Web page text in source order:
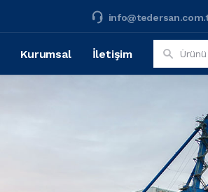
Kurumsal İletişim